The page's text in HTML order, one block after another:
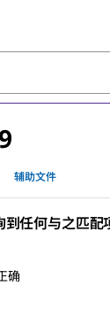
辅助文件
到任何与之匹配
确